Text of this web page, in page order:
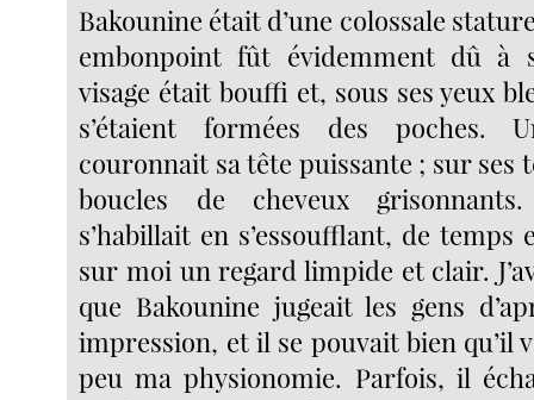
Bakounine était d’une colossale
embonpoint fût évidemment dû à
visage était bouffi et, sous ses yeux
s’étaient formées des poches.
couronnait sa tête puissante ; sur ses
boucles de cheveux
s’habillait en s’essoufflant, de
sur moi un regard limpide et clair.
que Bakounine jugeait les gens
impression, et il se pouvait bien qu’il
peu ma physionomie. Parfois, il